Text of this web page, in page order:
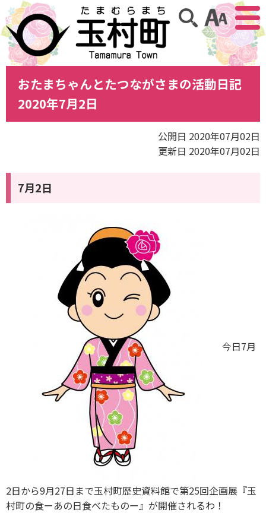
アクセ
サイト内検索
おたまちゃんとたつながさまの活動日記
2020年7月2日
公開日 2020年07月02日
更新日 2020年07月02日
7月2日
今日7月
2日から9月27日まで玉村町歴史資料館で第25回企画展『玉
村町の食ーあの日食べたものー』が開催されるわ！